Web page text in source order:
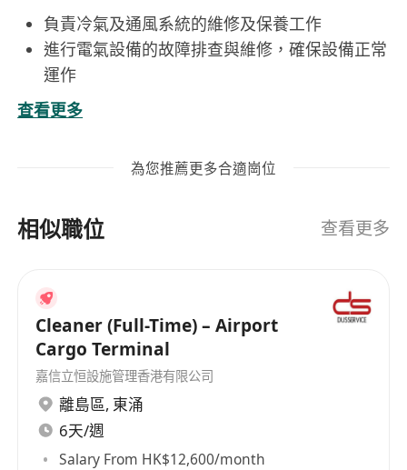
負責冷氣及通風系統的維修及保養工作
進行電氣設備的故障排查與維修，確保設備正常
運作
定期檢查機電設備，預防潛在問題並提出改善建
議
查看更多
為您推薦更多合適崗位
相似職位 查看更多
Cleaner (Full-Time) – Airport
Cargo Terminal
嘉信立恒設施管理香港有限公司
離島區, 東涌
6天/週
Salary From HK$12,600/month